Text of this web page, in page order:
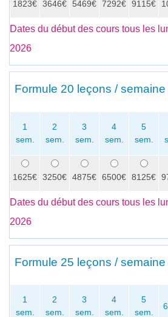
1823€ 3646€ 5469€ 7292€ 9115€
Dates du début des cours tous les
2026
Formule 20 leçons / semaine
1
sem.
2
sem.
3
sem.
4
sem.
5
sem.
1625€ 3250€ 4875€ 6500€ 8125€
Dates du début des cours tous les
2026
Formule 25 leçons / semaine
1
sem.
2
sem.
3
sem.
4
sem.
5
sem.